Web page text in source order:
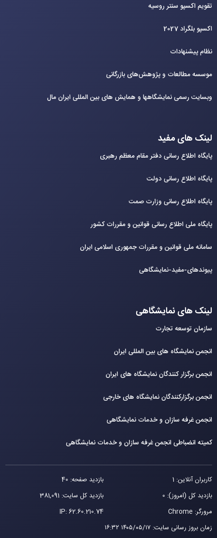
تقویم اکسپو سنتر روسیه
اکسپو بلگراد 2027
نظام پیشنهادات
موسسه مطالعات و پژوهش‌های بازرگانی
وبسایت رسمی نمایشگاهها و همایش های بین‌ المللی ایران مال
لینک های مفید
پایگاه اطلاع رسانی دفتر مقام معظم رهبری
پایگاه اطلاع رسانی دولت
پایگاه اطلاع رسانی وزارت صمت
پایگاه ملی اطلاع رسانی قوانین و مقررات کشور
سامانه ملی قوانین و مقررات جمهوری اسلامی ایران
پیوندهای-مفید-نمایشگاهی
لینک های نمایشگاهی
سازمان توسعه تجارت
انجمن نمایشگاه های بین المللی ایران
انجمن برگزار کنندگان نمایشگاه های ایران
انجمن برگزارکنندگان نمایشگاه های خارجی
انجمن غرفه سازان و خدمات نمایشگاهی
کمیته انضباطی انجمن غرفه سازان و خدمات نمایشگاهی
کاربران آنلاین: 1
بازدید صفحه: 40
بازدید کل (امروز): 0
بازدید کل سایت: 381,091
مرورگر: Chrome
IP:62.60.210.74
زمان بروز رسانی سایت:۱۴۰۵/۰۵/۱۷ ۱۶:۳۲